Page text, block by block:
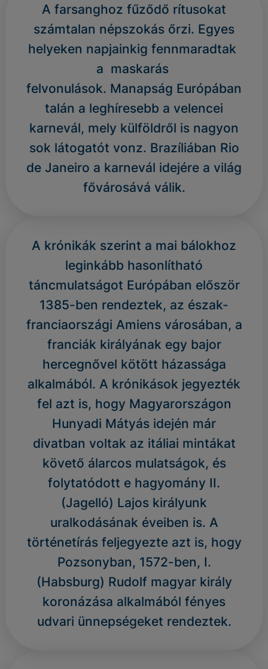
A farsanghoz fűződő rítusokat
számtalan népszokás őrzi. Egyes
helyeken napjainkig fennmaradtak
a maskarás
felvonulások. Manapság Európában
talán a leghíresebb a velencei
karnevál, mely külföldről is nagyon
sok látogatót vonz. Brazíliában Rio
de Janeiro a karnevál idejére a világ
fővárosává válik.
A krónikák szerint a mai bálokhoz
leginkább hasonlítható
táncmulatságot Európában először
1385-ben rendeztek, az észak-
franciaországi Amiens városában, a
franciák királyának egy bajor
hercegnővel kötött házassága
alkalmából. A krónikások jegyezték
fel azt is, hogy Magyarországon
Hunyadi Mátyás idején már
divatban voltak az itáliai mintákat
követő álarcos mulatságok, és
folytatódott e hagyomány II.
(Jagelló) Lajos királyunk
uralkodásának éveiben is. A
történetírás feljegyezte azt is, hogy
Pozsonyban, 1572-ben, I.
(Habsburg) Rudolf magyar király
koronázása alkalmából fényes
udvari ünnepségeket rendeztek.